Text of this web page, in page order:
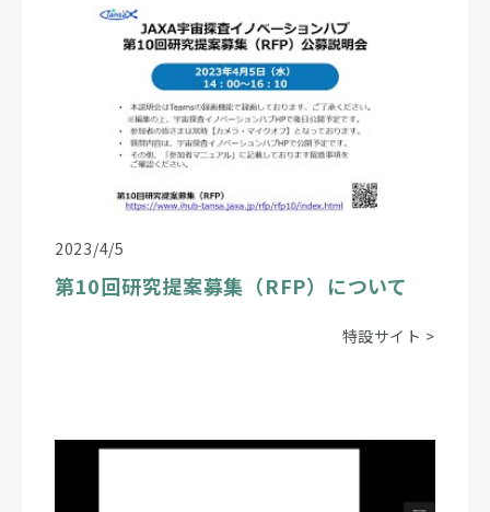
2023/4/5
第10回研究提案募集（RFP）について
特設サイト >